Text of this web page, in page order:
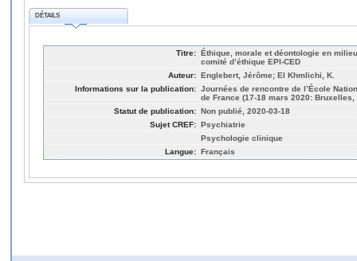
DÉTAILS
Titre: Éthique, morale et déontologie en
comité d’éthique EPI-CED
Auteur: Englebert, Jérôme; El Khmlichi, K.
Informations sur la publication: Journées de rencontre de l’École
de France (17-18 mars 2020: Bruxelles,
Statut de publication: Non publié, 2020-03-18
Sujet CREF: Psychiatrie
Psychologie clinique
Langue: Français